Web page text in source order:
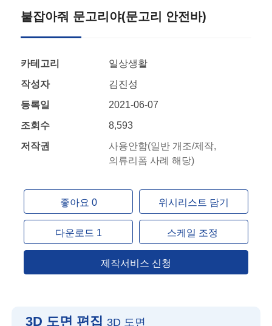
붙잡아줘 문고리야(문고리 안전바)
카테고리
일상생활
작성자
김진성
등록일
2021-06-07
조회수
8,593
저작권
사용안함(일반 개조/제작,
의류리폼 사례 해당)
좋아요 0 위시리스트 담기
다운로드 1 스케일 조정
제작서비스 신청
3D 도면 편집 3D 도면